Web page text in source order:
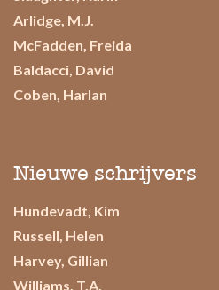
Arlidge, M.J.
McFadden, Freida
Baldacci, David
Coben, Harlan
Nieuwe schrijvers
Hundevadt, Kim
Russell, Helen
Harvey, Gillian
Williams, T.A.